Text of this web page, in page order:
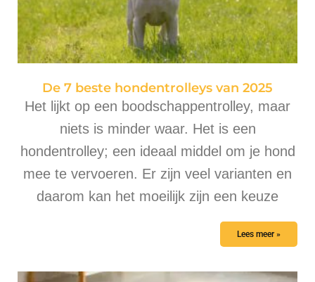
De 7 beste hondentrolleys van 2025
Het lijkt op een boodschappentrolley, maar
niets is minder waar. Het is een
hondentrolley; een ideaal middel om je hond
mee te vervoeren. Er zijn veel varianten en
daarom kan het moeilijk zijn een keuze
Lees meer »